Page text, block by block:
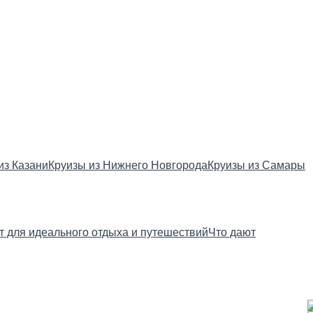
КазаниКруизы из Нижнего НовгородаКруизы из Самары
для идеального отдыха и путешествийЧто дают